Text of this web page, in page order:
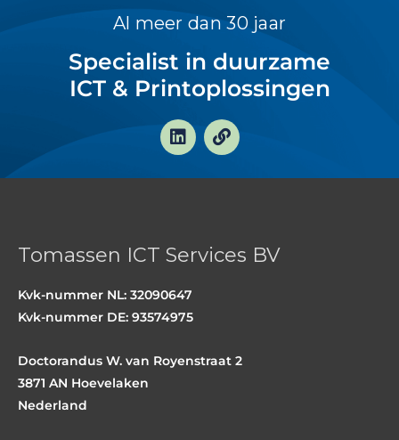
Al meer dan 30 jaar
Specialist in duurzame
ICT & Printoplossingen
L
i
k
n
L
i
k
Tomassen ICT Services BV
Kvk-nummer NL: 32090647
Kvk-nummer DE: 93574975
Doctorandus W. van Royenstraat 2
3871 AN Hoevelaken
Nederland